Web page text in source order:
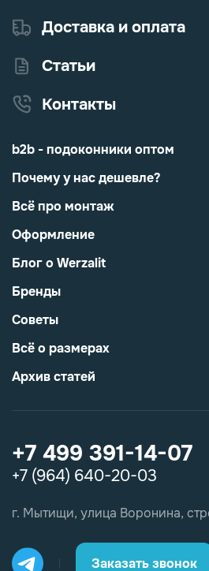
+7 499 391-14-07
+7 (964) 640-20-03
г. Мытищи, улица Воронина,
Заказать звонок
Доставка и оплата
Статьи
Контакты
b2b - подоконники оптом
Почему у нас дешевле?
Всё про монтаж
Оформление
Блог о Werzalit
Бренды
Советы
Всё о размерах
Архив статей